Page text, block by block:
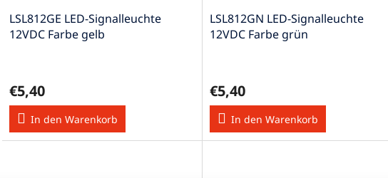
LSL812GE LED-Signalleuchte
12VDC Farbe gelb
€5,40
In den Warenkorb
LSL812GN LED-Signalleuchte
12VDC Farbe grün
€5,40
In den Warenkorb